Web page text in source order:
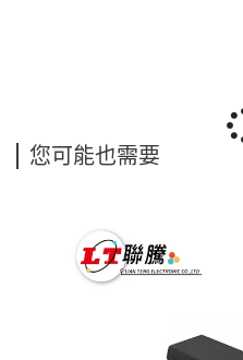
您可能也需要